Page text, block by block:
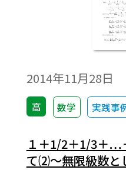
無償ダウンロード
2014年11月28日
高 数学 実践事
１＋1/2＋1/3＋…
て⑵～無限級数と